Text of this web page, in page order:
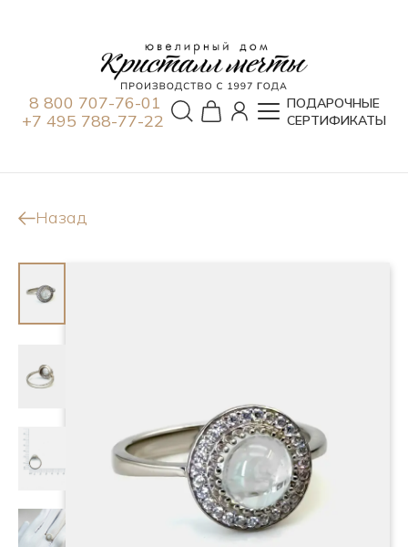
8 800 707-76-01
+7 495 788-77-22
ПОДАРОЧНЫЕ
СЕРТИФИКАТЫ
Назад